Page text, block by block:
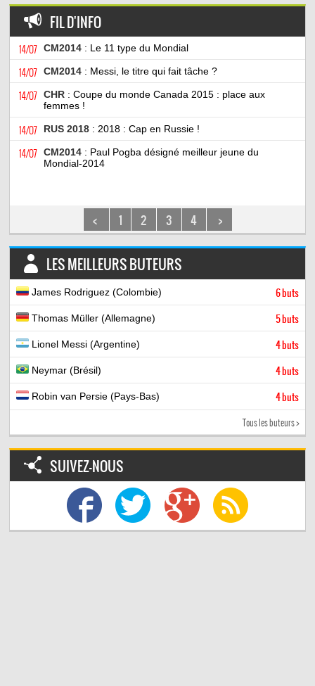
FIL D'INFO
14/07 CM2014 : Le 11 type du Mondial
14/07 CM2014 : Messi, le titre qui fait tâche ?
14/07 CHR : Coupe du monde Canada 2015 : place aux
femmes !
14/07 RUS 2018 : 2018 : Cap en Russie !
14/07 CM2014 : Paul Pogba désigné meilleur jeune du
Mondial-2014
< 1 2 3 4 >
LES MEILLEURS BUTEURS
James Rodriguez (Colombie) 6 buts
Thomas Müller (Allemagne) 5 buts
Lionel Messi (Argentine) 4 buts
Neymar (Brésil) 4 buts
Robin van Persie (Pays-Bas) 4 buts
Tous les buteurs >
SUIVEZ-NOUS